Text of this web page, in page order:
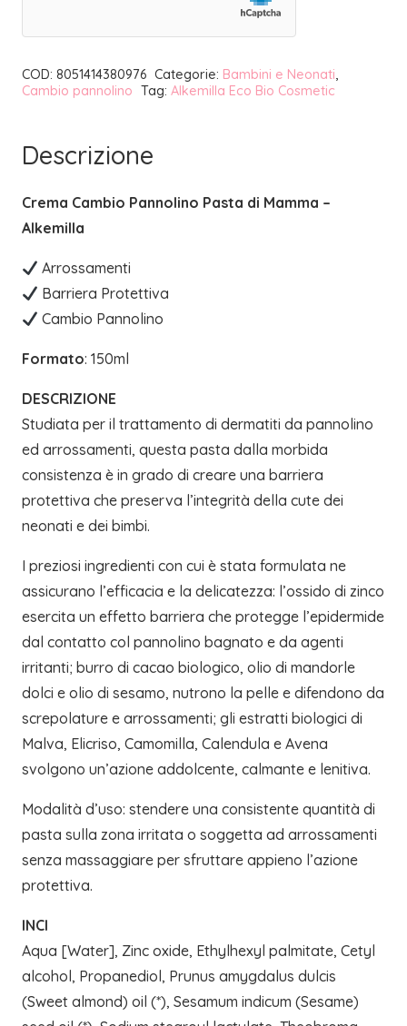
ALKEMILLA
quantità
COD: 8051414380976 Categorie: Bambini e Neonati,
Cambio pannolino Tag: Alkemilla Eco Bio Cosmetic
Descrizione
Crema Cambio Pannolino Pasta di Mamma –
Alkemilla
Arrossamenti
Barriera Protettiva
Cambio Pannolino
Formato: 150ml
DESCRIZIONE
Studiata per il trattamento di dermatiti da pannolino
ed arrossamenti, questa pasta dalla morbida
consistenza è in grado di creare una barriera
protettiva che preserva l’integrità della cute dei
neonati e dei bimbi.
I preziosi ingredienti con cui è stata formulata ne
assicurano l’efficacia e la delicatezza: l’ossido di zinco
esercita un effetto barriera che protegge l’epidermide
dal contatto col pannolino bagnato e da agenti
irritanti; burro di cacao biologico, olio di mandorle
dolci e olio di sesamo, nutrono la pelle e difendono da
screpolature e arrossamenti; gli estratti biologici di
Malva, Elicriso, Camomilla, Calendula e Avena
svolgono un’azione addolcente, calmante e lenitiva.
Modalità d’uso: stendere una consistente quantità di
pasta sulla zona irritata o soggetta ad arrossamenti
senza massaggiare per sfruttare appieno l’azione
protettiva.
INCI
Aqua [Water], Zinc oxide, Ethylhexyl palmitate, Cetyl
alcohol, Propanediol, Prunus amygdalus dulcis
(Sweet almond) oil (*), Sesamum indicum (Sesame)